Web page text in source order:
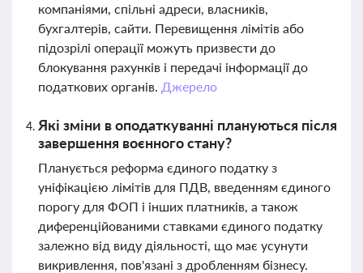
компаніями, спільні адреси, власників,
бухгалтерів, сайти. Перевищення лімітів або
підозрілі операції можуть призвести до
блокування рахунків і передачі інформації до
податкових органів. Джерело
Які зміни в оподаткуванні плануються після
завершення воєнного стану?
Планується реформа єдиного податку з
уніфікацією лімітів для ПДВ, введенням єдиного
порогу для ФОП і інших платників, а також
диференційованими ставками єдиного податку
залежно від виду діяльності, що має усунути
викривлення, пов'язані з дробленням бізнесу.